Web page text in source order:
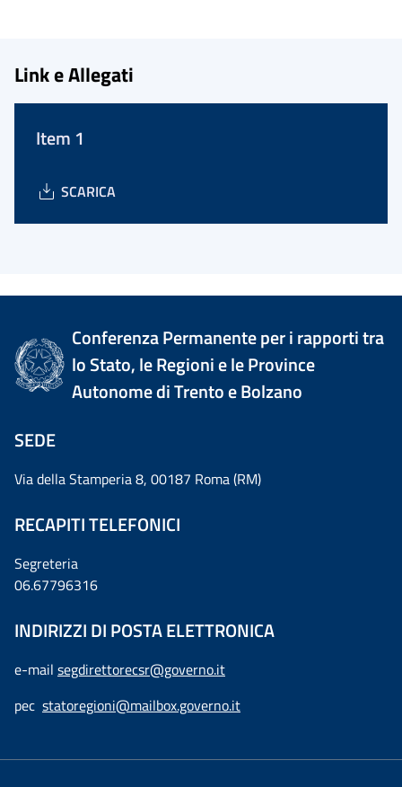
Link e Allegati
Item 1
SCARICA
Conferenza Permanente per i rapporti tra
lo Stato, le Regioni e le Province
Autonome di Trento e Bolzano
SEDE
Via della Stamperia 8, 00187 Roma (RM)
RECAPITI TELEFONICI
Segreteria
06.67796316
INDIRIZZI DI POSTA ELETTRONICA
e-mail segdirettorecsr@governo.it
pec statoregioni@mailbox.governo.it